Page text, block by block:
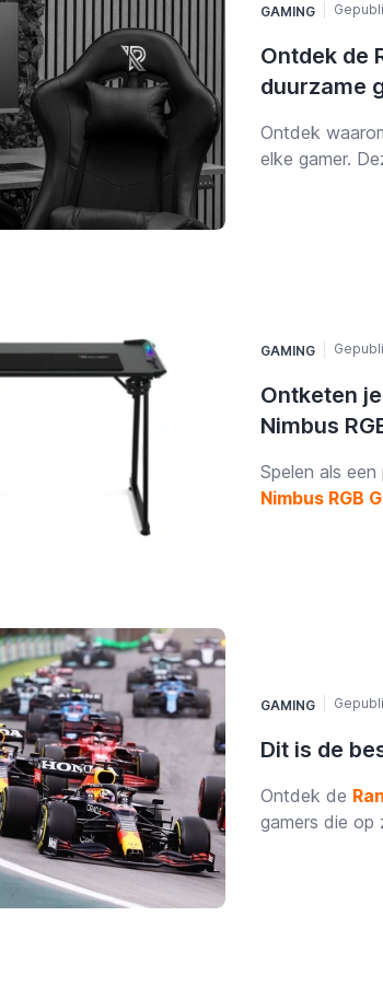
GAMING
Ontdek de
duurzame
Ontdek
elke gamer.
GAMING
Ontketen
Nimbus
Spelen als
Nimbus RGB
GAMING
Dit is de
Ontdek de
gamers die op